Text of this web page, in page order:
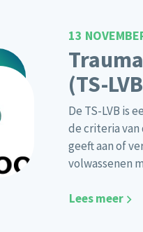
13
(TS-
De TS-LVB is
de criteria van
geeft aan of
volwassenen
Lees meer